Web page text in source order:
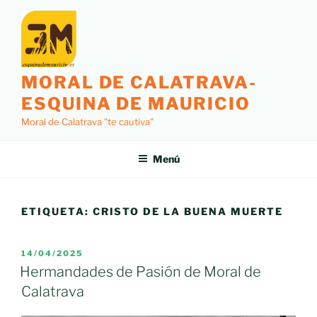
contenido
MORAL DE CALATRAVA-
ESQUINA DE MAURICIO
Moral de Calatrava "te cautiva"
Menú
ETIQUETA: CRISTO DE LA BUENA MUERTE
PUBLICADO
EL
14/04/2025
Hermandades de Pasión de Moral de
Calatrava